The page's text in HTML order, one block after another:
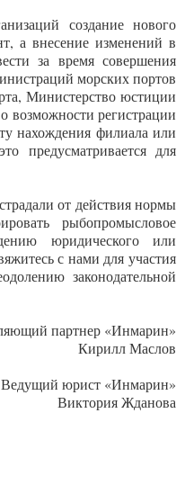
создание нового
а внесение изменений в
за время совершения
морских портов
Министерство юстиции
возможности регистрации
нахождения филиала или
предусматривается для
от действия нормы
рыбопромысловое
юридического или
с нами для участия
законодательной
партнер «Инмарин»
Кирилл Маслов
Ведущий юрист «Инмарин»
Виктория Жданова